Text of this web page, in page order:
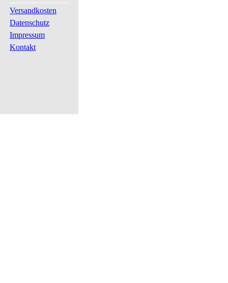
Versandkosten
Datenschutz
Impressum
Kontakt